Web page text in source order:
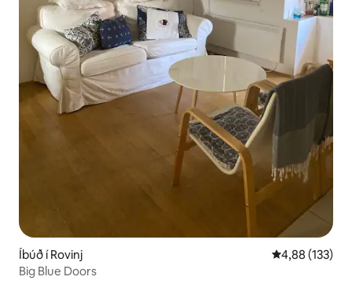
Íbúð í Rovinj 4,88 af 5 í
4,88 (133)
Big Blue Doors